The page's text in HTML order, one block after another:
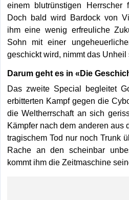
einem blutrünstigen Herrscher
Doch bald wird Bardock von
ihm eine wenig erfreuliche
Sohn mit einer
geschickt wird, nimmt das
Darum geht es in «Die
Das zweite Special begleitet
erbitterten Kampf gegen die
die Weltherrschaft an sich
Kämpfer nach dem anderen aus
tragischem Tod nur noch Trunk
Rache an den scheinbar
kommt ihm die Zeitmaschine